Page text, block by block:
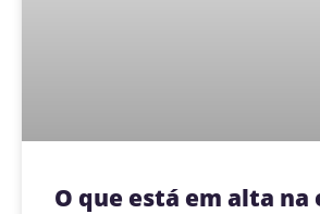
O que está em alta na